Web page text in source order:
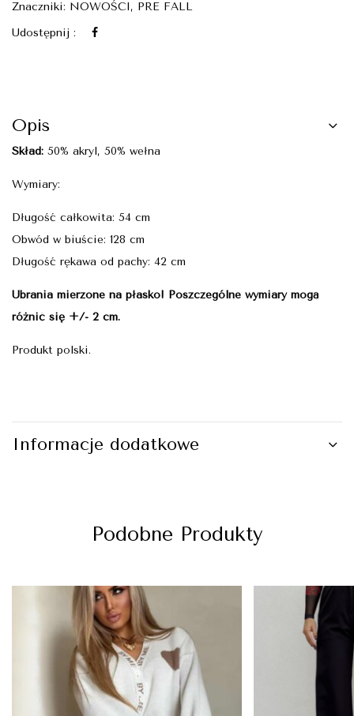
Znaczniki: NOWOŚCI, PRE FALL
Udostępnij :
Opis
Skład: 50% akryl, 50% wełna
Wymiary:
Długość całkowita: 54 cm
Obwód w biuście: 128 cm
Długość rękawa od pachy: 42 cm
Ubrania mierzone na płasko! Poszczególne wymiary mogą
różnić się +/- 2 cm.
Produkt polski.
Informacje dodatkowe
Podobne Produkty